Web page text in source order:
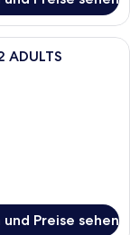
kostenloses WLAN,
ADULTS
Preise sehen